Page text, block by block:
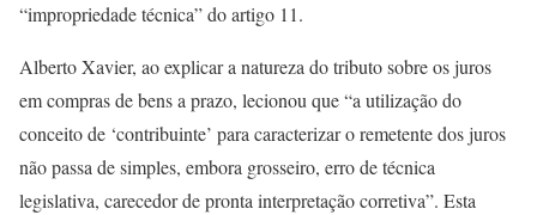
“impropriedade técnica” do artigo 11.
Alberto Xavier, ao explicar a natureza do tributo sobre os juros
em compras de bens a prazo, lecionou que “a utilização do
conceito de ‘contribuinte’ para caracterizar o remetente dos juros
não passa de simples, embora grosseiro, erro de técnica
legislativa, carecedor de pronta interpretação corretiva”. Esta